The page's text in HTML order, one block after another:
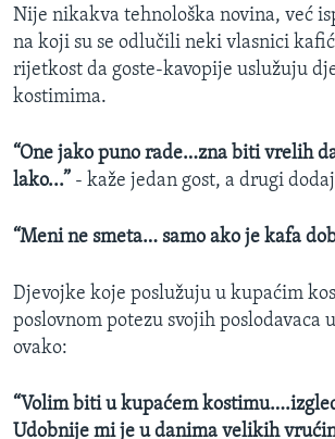
Nije nikakva tehnološka novina, već
na koji su se odlučili neki vlasnici
rijetkost da goste-kavopije uslužuju
kostimima.
“One jako puno rade…zna biti vrelih
lako...” - kaže jedan gost, a drugi
“Meni ne smeta… samo ako je kafa
Djevojke koje poslužuju u kupaćim
poslovnom potezu svojih poslodavaca
ovako:
“Volim biti u kupaćem
Udobnije mi je u danima velikih